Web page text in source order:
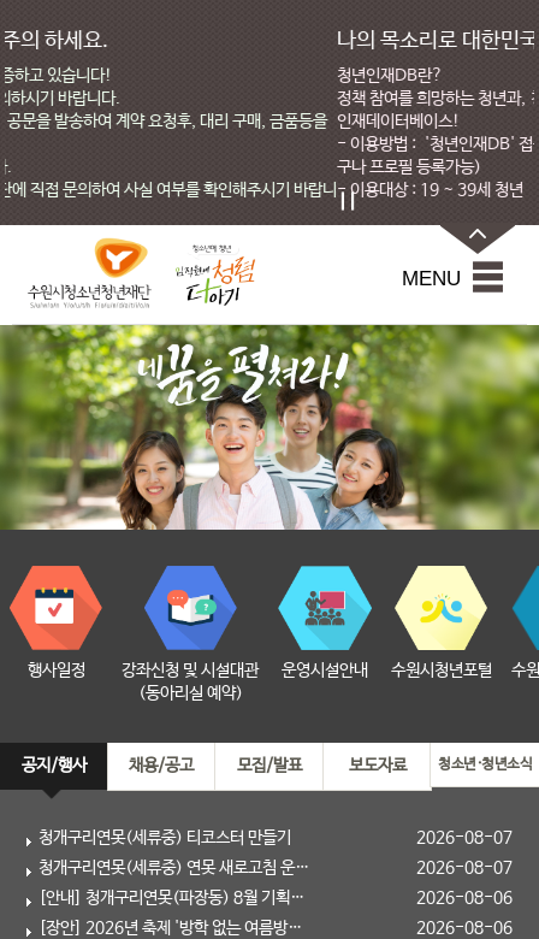
팝업영역
닫기
을
니
나의 목소리로 대한민국을 바꾼다 청년인재DB
청년인재DB란?
정책 참여를 희망하는 청년과, 청년인재를 찾고 싶은 정책담당자를 이어주는 청
인재데이터베이스!
- 이용방법 : '청년인재DB' 접속 → 회원가입 후 프로필 등록(2030 청년이라
- 이용대상 : 19 ~ 39세 청년
수
시
청
소
년
청
년
재
단
MENU
행사일정
강좌신청 및 시설대관
(동아리실 예약)
운영시설안내 수원시청년포털 수
공지/행사
청개구리연못(세류중) 티코스터 만들기
2026-08-07
청개구리연못(세류중) 연못 새로고침 운영 안내
2026-08-07
[안내] 청개구리연못(파장동) 8월 기획프로그램 '보드게임 대항전'
2026-08-06
[장안] 2026년 축제 '방학 없는 여름방학' 개최
2026-08-06
채용/공고 모집/발표 보도자료 청소년·청년소식